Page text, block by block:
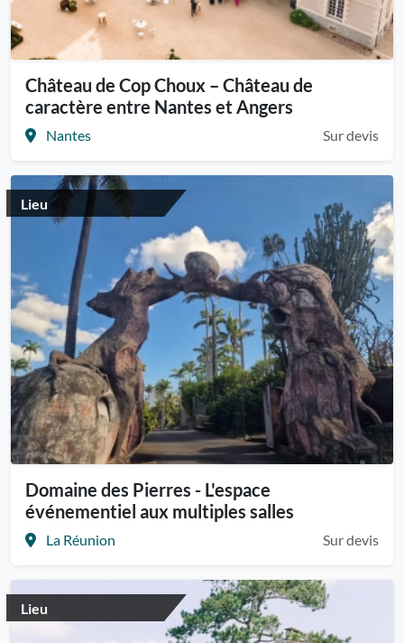
Château de Cop Choux – Château de
caractère entre Nantes et Angers
Nantes Sur devis
Lieu
Domaine des Pierres - L'espace
événementiel aux multiples salles
La Réunion Sur devis
Lieu